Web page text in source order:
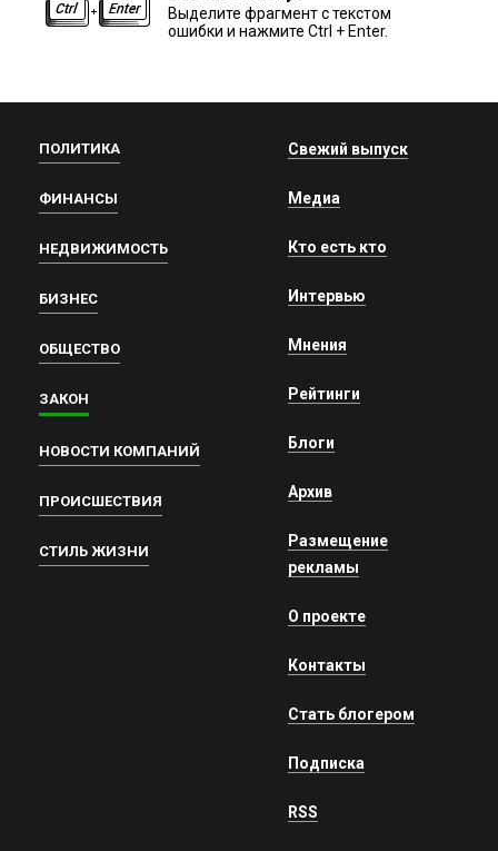
Выделите фрагмент с текстом
ошибки и нажмите Ctrl + Enter.
ПОЛИТИКА
ФИНАНСЫ
НЕДВИЖИМОСТЬ
БИЗНЕС
ОБЩЕСТВО
ЗАКОН
НОВОСТИ КОМПАНИЙ
ПРОИСШЕСТВИЯ
СТИЛЬ ЖИЗНИ
Свежий выпуск
Медиа
Кто есть кто
Интервью
Мнения
Рейтинги
Блоги
Архив
Размещение
рекламы
О проекте
Контакты
Стать блогером
Подписка
RSS